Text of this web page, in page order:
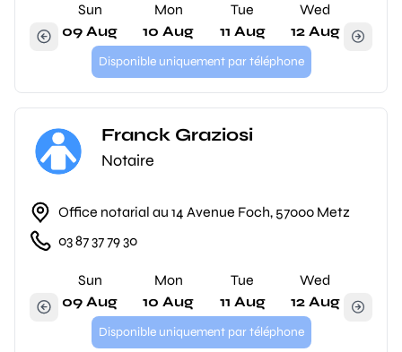
Sun
09 Aug
Mon
10 Aug
Tue
11 Aug
Wed
12 Aug
Disponible uniquement par téléphone
Franck Graziosi
Notaire
Office notarial au 14 Avenue Foch, 57000 Metz
03 87 37 79 30
Sun
09 Aug
Mon
10 Aug
Tue
11 Aug
Wed
12 Aug
Disponible uniquement par téléphone